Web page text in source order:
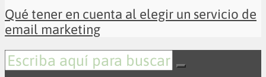
Qué tener en cuenta al elegir un servicio de
email marketing